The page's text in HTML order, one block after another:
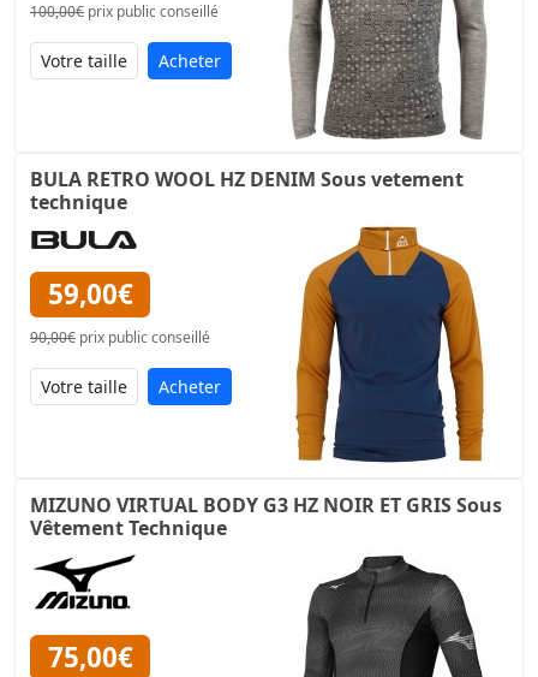
100,00€ prix public conseillé
Acheter
BULA RETRO WOOL HZ DENIM Sous vetement
technique
59,00€
90,00€ prix public conseillé
Acheter
MIZUNO VIRTUAL BODY G3 HZ NOIR ET GRIS Sous
Vêtement Technique
75,00€